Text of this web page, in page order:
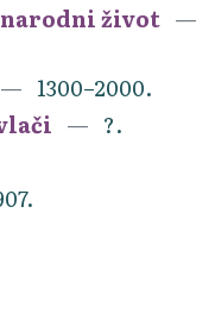
narodni život
1300–2000.
?.